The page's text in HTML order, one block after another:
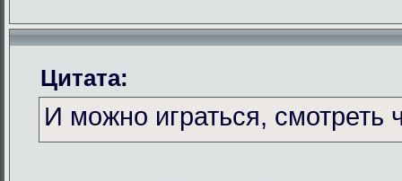
Цитата:
И можно играться, смотреть